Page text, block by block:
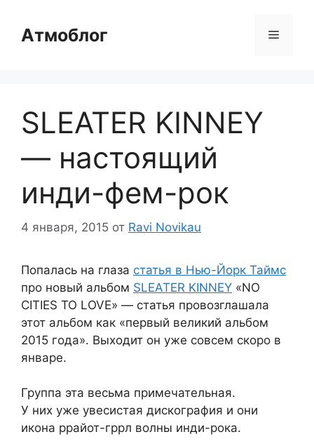
содержимому
Атмоблог Меню
SLEATER KINNEY
— настоящий
инди-фем-рок
4 января, 2015 от Ravi Novikau
Попалась на глаза статья в Нью-Йорк Таймс
про новый альбом SLEATER KINNEY «NO
CITIES TO LOVE» — статья провозглашала
этот альбом как «первый великий альбом
2015 года». Выходит он уже совсем скоро в
январе.
Группа эта весьма примечательная.
У них уже увесистая дискография и они
икона ррайот-гррл волны инди-рока.